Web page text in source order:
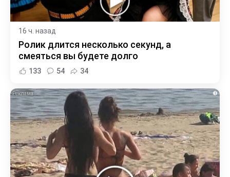
16 ч. назад
Ролик длится несколько секунд, а
смеяться вы будете долго
133 54 34
i